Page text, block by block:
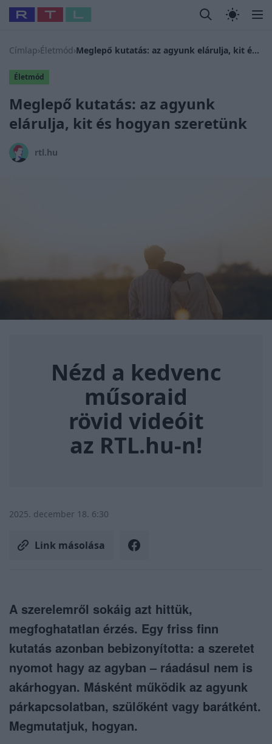
Legfrissebb RTL Híradó Randi Celeb
Babits Marcella Most Wanted #Gallusz
Címlap›Életmód› Meglepő kutatás: az agyunk elárulja, kit és hogyan szeretünk
Életmód
Meglepő kutatás: az agyunk
elárulja, kit és hogyan szeretünk
rtl.hu
Nézd a kedvenc
műsoraid
rövid videóit
az RTL.hu-n!
2025. december 18. 6:30
Link másolása
A szerelemről sokáig azt hittük,
megfoghatatlan érzés. Egy friss finn
kutatás azonban bebizonyította: a szeretet
nyomot hagy az agyban – ráadásul nem is
akárhogyan. Másként működik az agyunk
párkapcsolatban, szülőként vagy barátként.
Megmutatjuk, hogyan.